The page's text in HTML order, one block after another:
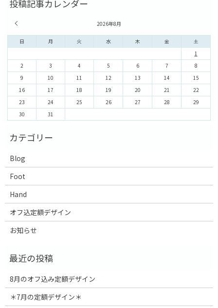
2026年8月
日 月 火 水 木 金 土
1
2
3 4 5 6 7
8
9
10 11 12 13 14
15
16
17 18 19 20 21
22
23
24 25 26 27 28
29
30
31
Blog
Foot
Hand
オフ込定額デザイン
お知らせ
8月のオフ込み定額デザイン
＊7月の定額デザイン＊